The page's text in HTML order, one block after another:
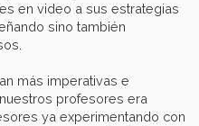
en video a sus estrategias
sino también
más imperativas e
profesores era
ya experimentando con